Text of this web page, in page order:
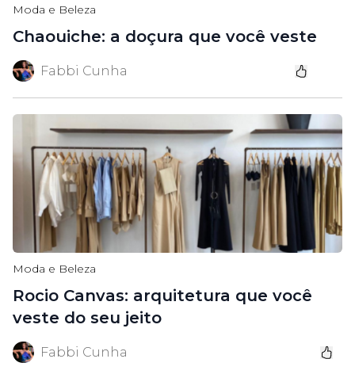
Moda e Beleza
Chaouiche: a doçura que você veste
Fabbi Cunha
Moda e Beleza
Rocio Canvas: arquitetura que você
veste do seu jeito
Fabbi Cunha